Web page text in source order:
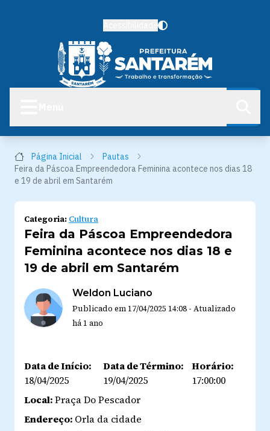
Página Inicial
Pautas
Feira da Páscoa Empreendedora Feminina acontece nos dias 18
e 19 de abril em Santarém
Categoria: Cultura
Feira da Páscoa Empreendedora
Feminina acontece nos dias 18 e
19 de abril em Santarém
Weldon Luciano
Publicado em 17/04/2025 14:08 - Atualizado
há 1 ano
Data de Início:
18/04/2025
Data de Término:
19/04/2025
Horário:
17:00:00
Local:Praça Do Pescador
Endereço: Orla da cidade